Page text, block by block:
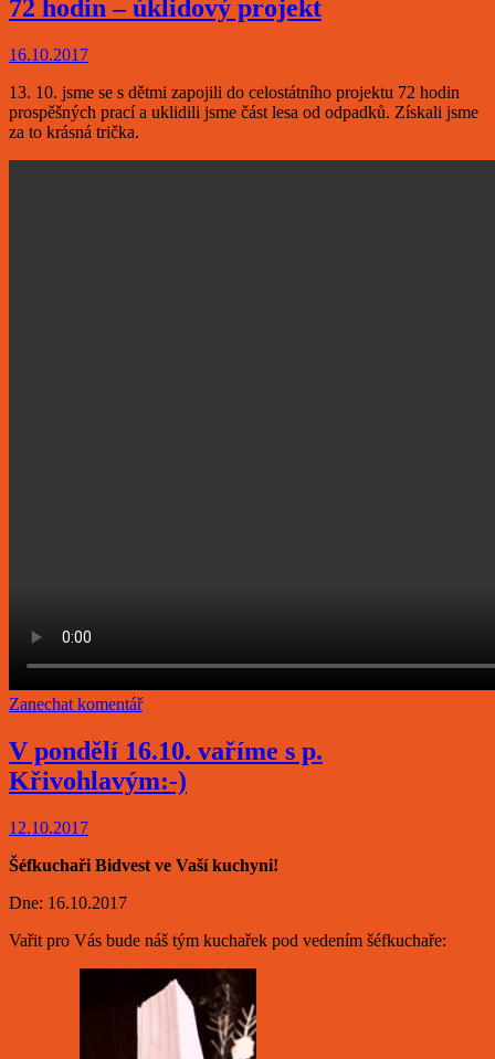
72 hodin – úklidový projekt
16.10.2017
13. 10. jsme se s dětmi zapojili do celostátního projektu 72 hodin
prospěšných prací a uklidili jsme část lesa od odpadků. Získali jsme
za to krásná trička.
Zanechat komentář
V pondělí 16.10. vaříme s p.
Křivohlavým:-)
12.10.2017
Šéfkuchaři Bidvest ve Vaší kuchyni!
Dne: 16.10.2017
Vařit pro Vás bude náš tým kuchařek pod vedením šéfkuchaře: